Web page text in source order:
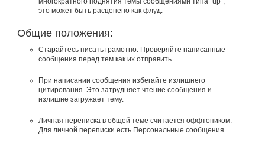
это может быть расценено как флуд.
Общие положения:
Старайтесь писать грамотно. Проверяйте написанные
сообщения перед тем как их отправить.
При написании сообщения избегайте излишнего
цитирования. Это затрудняет чтение сообщения и
излишне загружает тему.
Личная переписка в общей теме считается оффтопиком.
Для личной переписки есть Персональные сообщения.